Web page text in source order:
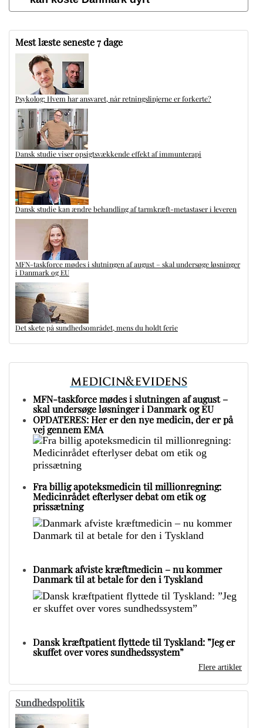
Mest læste seneste 7 dage
Psykolog: Hvem har ansvaret, når retningslinjerne er forkerte?
Dansk studie viser opsigtsvækkende effekt af immunterapi
Dansk studie kan ændre behandling af tarmkræft-metastaser i leveren
MFN-taskforce mødes i slutningen af august – skal undersøge løsninger
i Danmark og EU
Det skete på sundhedsområdet, mens du holdt ferie
MFN-taskforce mødes i slutningen af august –
skal undersøge løsninger i Danmark og EU
OPDATERES: Her er den nye medicin, der er på
vej gennem EMA
Fra billig apoteksmedicin til millionregning:
Medicinrådet efterlyser debat om etik og
prissætning
Danmark afviste kræftmedicin – nu kommer
Danmark til at betale for den i Tyskland
Dansk kræftpatient flyttede til Tyskland: ”Jeg er
skuffet over vores sundhedssystem”
Flere artikler
Sundhedspolitik